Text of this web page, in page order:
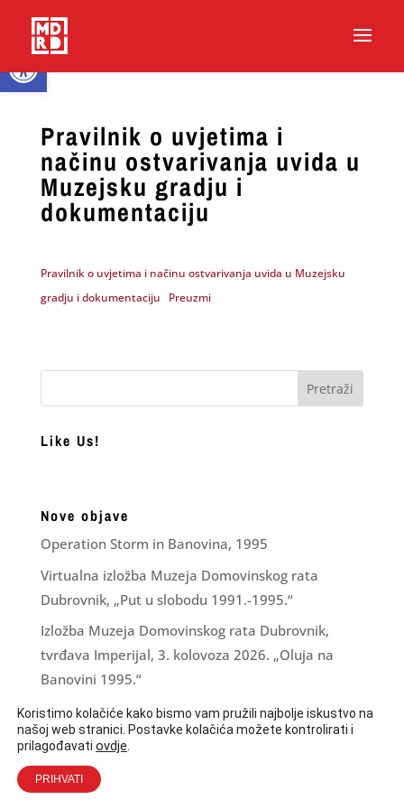
Open toolbar
Pravilnik o uvjetima i
načinu ostvarivanja uvida u
Muzejsku gradju i
dokumentaciju
Pravilnik o uvjetima i načinu ostvarivanja uvida u Muzejsku
gradju i dokumentaciju
Preuzmi
Like Us!
Nove objave
Operation Storm in Banovina, 1995
Virtualna izložba Muzeja Domovinskog rata
Dubrovnik, „Put u slobodu 1991.-1995.“
Izložba Muzeja Domovinskog rata Dubrovnik,
tvrđava Imperijal, 3. kolovoza 2026. „Oluja na
Banovini 1995.“
Financijsko izvješće za razdoblje I – VI 2026.
LJUBAV ZNA ŠTO JOJ JE ČINITI
Koristimo kolačiće kako bismo vam pružili najbolje iskustvo na
našoj web stranici. Postavke kolačića možete kontrolirati i
prilagođavati ovdje.
PRIHVATI